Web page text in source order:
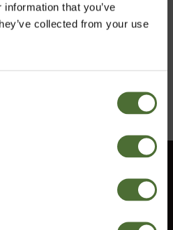
that you’ve
collected from your use